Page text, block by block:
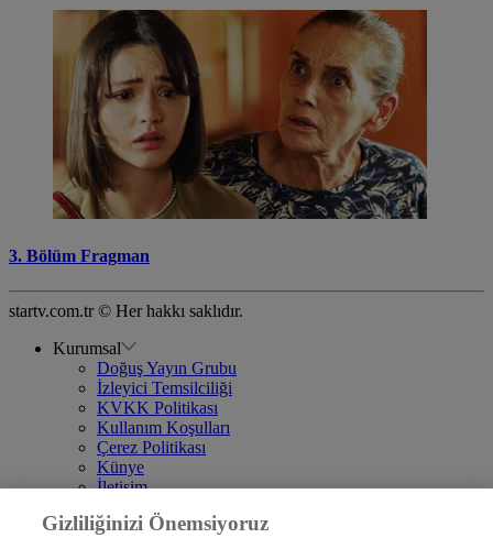
3. Bölüm Fragman
startv.com.tr © Her hakkı saklıdır.
Kurumsal
Doğuş Yayın Grubu
İzleyici Temsilciliği
KVKK Politikası
Kullanım Koşulları
Çerez Politikası
Künye
İletişim
DYG Televizyonlar
Gizliliğinizi Önemsiyoruz